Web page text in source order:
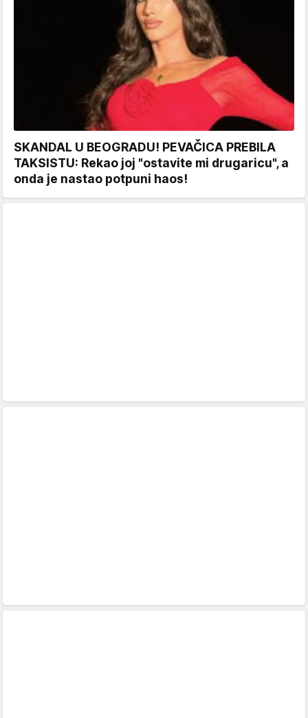
SKANDAL U BEOGRADU! PEVAČICA PREBILA
TAKSISTU: Rekao joj "ostavite mi drugaricu", a
onda je nastao potpuni haos!